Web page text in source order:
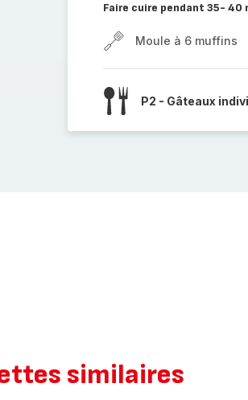
Faire cuire pendant 35- 40
Moule à 6 muffins
P2 - Gâteaux
similaires